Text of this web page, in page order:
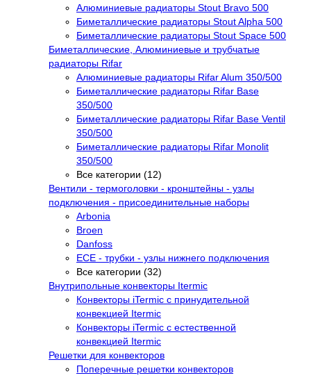
Алюминиевые радиаторы Stout Bravo 500
Биметаллические радиаторы Stout Alpha 500
Биметаллические радиаторы Stout Space 500
Биметаллические, Алюминиевые и трубчатые
радиаторы Rifar
Алюминиевые радиаторы Rifar Alum 350/500
Биметаллические радиаторы Rifar Base
350/500
Биметаллические радиаторы Rifar Base Ventil
350/500
Биметаллические радиаторы Rifar Monolit
350/500
Все категории (12)
Вентили - термоголовки - кронштейны - узлы
подключения - присоединительные наборы
Arbonia
Broen
Danfoss
ECE - трубки - узлы нижнего подключения
Все категории (32)
Внутрипольные конвекторы Itermic
Конвекторы iTermic c принудительной
конвекцией Itermic
Конвекторы iTermic с естественной
конвекцией Itermic
Решетки для конвекторов
Поперечные решетки конвекторов